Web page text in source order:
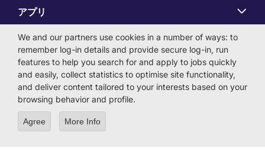
アプリ
Employer Centre
© Michael Page International (Japan) K.K. Corporation
Number 0104-01-043253 Registered Office 6F Hulic
We and our partners use cookies in a number of ways: to
remember log-in details and provide secure log-in, run
features to help you search for and apply to jobs quickly
and easily, collect statistics to optimise site functionality,
and deliver content tailored to your interests based on your
browsing behavior and profile.
Agree More Info